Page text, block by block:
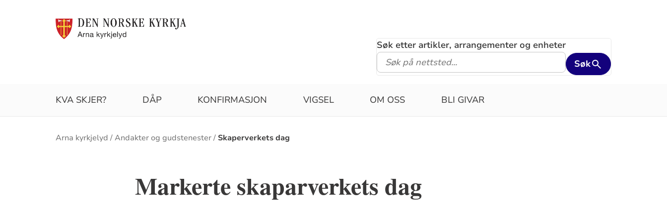
Søk etter artikler, arrangementer og enheter
Søk
KVA SKJER? DÅP KONFIRMASJON VIGSEL OM OSS BLI GIVAR
Brødsmulesti
Arna kyrkjelyd Andakter og gudstenester Skaperverkets dag
Markerte skaparverkets dag